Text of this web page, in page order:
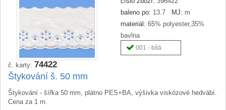
baleno po: 13.7 MJ: m
materiál: 65% polyester,35%
bavlna
001 - bílá
č. karty: 74422
Štykování š. 50 mm
Štykování - šířka 50 mm, plátno PES+BA, výšivka viskózové hedvábí.
Cena za 1 m.